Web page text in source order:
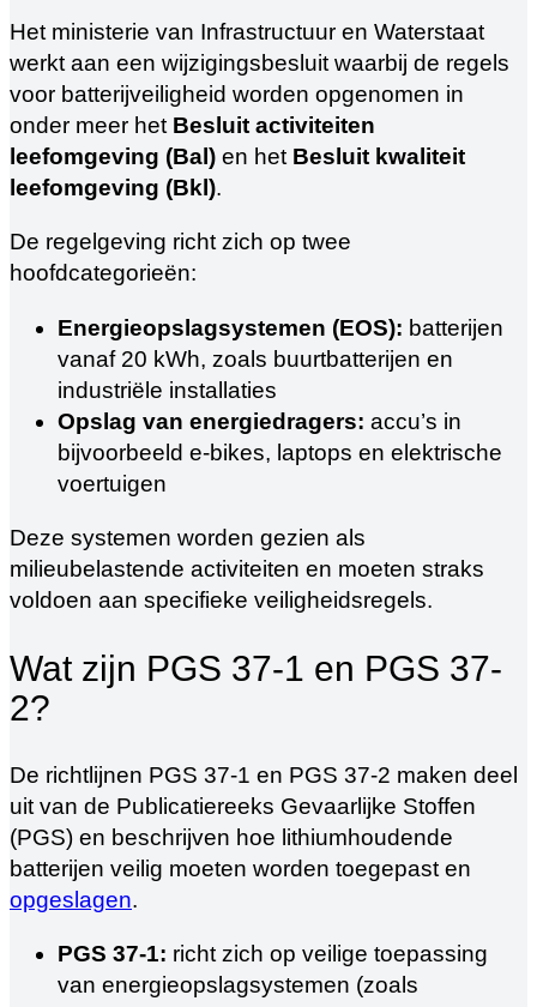
Het ministerie van Infrastructuur en Waterstaat
werkt aan een wijzigingsbesluit waarbij de regels
voor batterijveiligheid worden opgenomen in
onder meer het Besluit activiteiten
leefomgeving (Bal) en het Besluit kwaliteit
leefomgeving (Bkl).
De regelgeving richt zich op twee
hoofdcategorieën:
Energieopslagsystemen (EOS): batterijen
vanaf 20 kWh, zoals buurtbatterijen en
industriële installaties
Opslag van energiedragers: accu’s in
bijvoorbeeld e-bikes, laptops en elektrische
voertuigen
Deze systemen worden gezien als
milieubelastende activiteiten en moeten straks
voldoen aan specifieke veiligheidsregels.
Wat zijn PGS 37-1 en PGS 37-
2?
De richtlijnen PGS 37-1 en PGS 37-2 maken deel
uit van de Publicatiereeks Gevaarlijke Stoffen
(PGS) en beschrijven hoe lithiumhoudende
batterijen veilig moeten worden toegepast en
opgeslagen.
PGS 37-1: richt zich op veilige toepassing
van energieopslagsystemen (zoals